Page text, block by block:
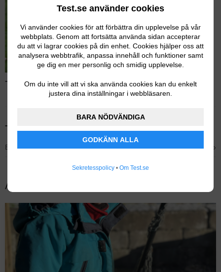
Test.se använder cookies
Vi använder cookies för att förbättra din upplevelse på vår
webbplats. Genom att fortsätta använda sidan accepterar
du att vi lagrar cookies på din enhet. Cookies hjälper oss att
analysera webbtrafik, anpassa innehåll och funktioner samt
ge dig en mer personlig och smidig upplevelse.
Om du inte vill att vi ska använda cookies kan du enkelt
justera dina inställningar i webbläsaren.
BARA NÖDVÄNDIGA
GODKÄNN ALLA
Sekretesspolicy • Om Test.se
Test av regnställ – Läs hela testet
Tidigare testvinnare
Bästa budget – Reima Tihku Regnställ ›
Andra populära tester